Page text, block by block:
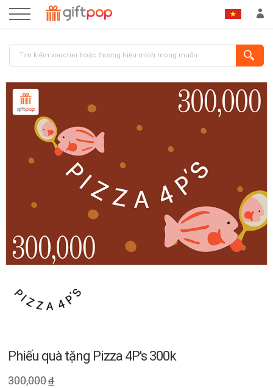
ĐĂNG NHẬP ĐĂNG KÝ
Phiếu quà tặng Pizza 4P's 300k
300,000đ